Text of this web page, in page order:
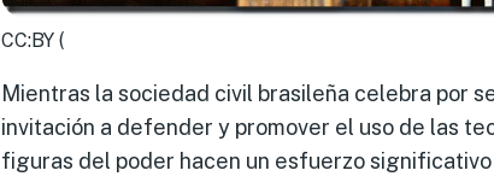
CC:BY (
Mientras la sociedad civil brasileña celebra por
invitación a defender y promover el uso de las
figuras del poder hacen un esfuerzo